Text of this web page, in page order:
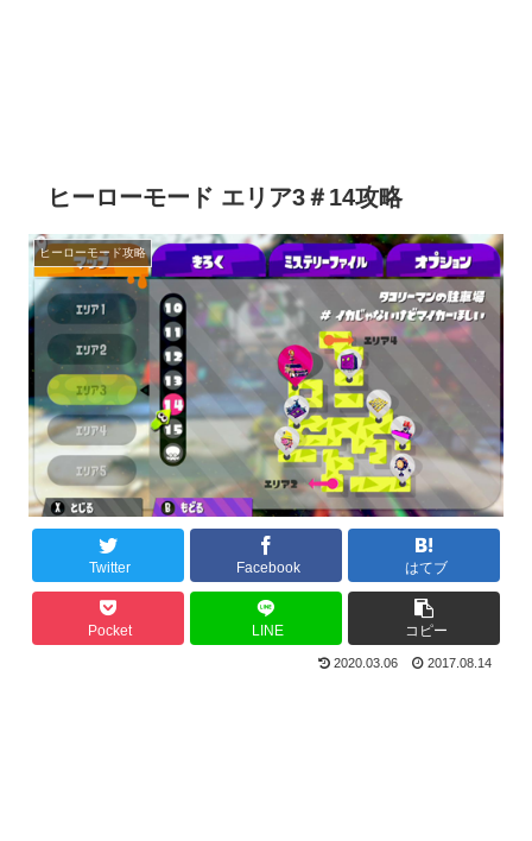
ヒーローモード エリア3＃14攻略
ヒーローモード攻略
Twitter Facebook はてブ
Pocket LINE コピー
2020.03.06 2017.08.14